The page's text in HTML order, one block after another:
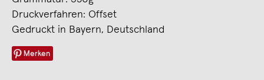
Druckverfahren: Offset
Gedruckt in Bayern, Deutschland
Merken